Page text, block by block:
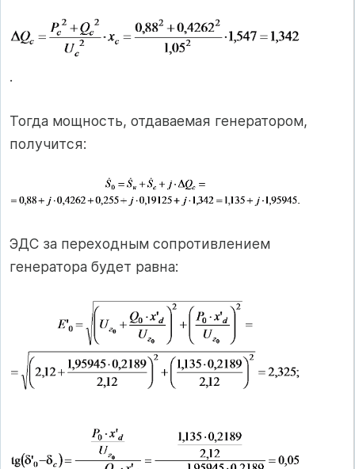
.
Тогда мощность, отдаваемая генератором,
получится:
ЭДС за переходным сопротивлением
генератора будет равна: